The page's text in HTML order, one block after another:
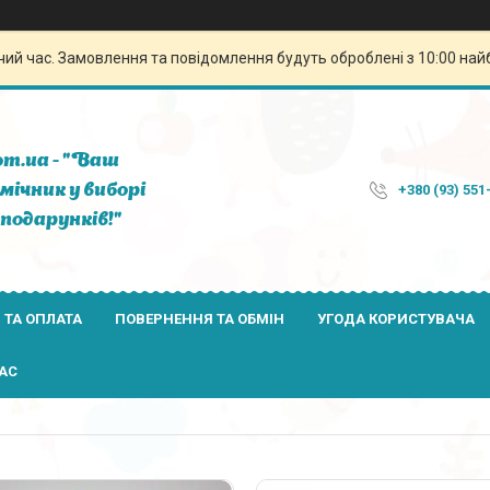
час. Замовлення та повідомлення будуть оброблені з 10:00
- "Ваш
у виборі
+380 (93)
ОПЛАТА ПОВЕРНЕННЯ ТА ОБМІН УГОДА КОРИСТУВАЧА